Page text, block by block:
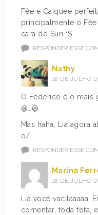
Fêe e Caiquee
principalmente o
cara do Suri :S
RESPONDER ESSE
Nathy
18 DE JULHO
O Federico é o mais
@_@
Mas haha, Lia agora
o/
RESPONDER ESSE
Marina
18 DE JULHO
Lia você vacilaaaaa!
comentar, toda fofa,